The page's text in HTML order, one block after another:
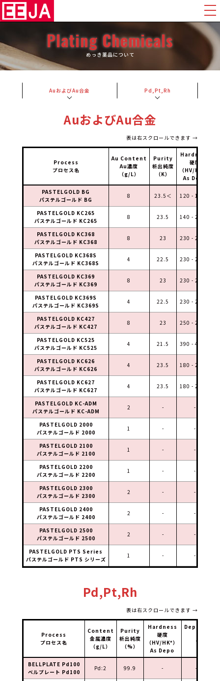
Plating Chemicals
めっき薬品について
AuおよびAu合金 Pd,Pt,Rh
AuおよびAu合金
表は右スクロールできます →
Process
プロセス名
Au Content
Au濃度
（g/L）
Purity
析出純度
（K）
Hardness
硬度
（HV/HK*）
As Depo
PASTELGOLD BG
パステルゴールド BG
8 23.5＜ 120 - 140＊
PASTELGOLD KC265
パステルゴールド KC265
8 23.5 140 - 200＊
PASTELGOLD KC368
パステルゴールド KC368
8 23 230 - 250＊
PASTELGOLD KC368S
パステルゴールド KC368S
4 22.5 230 - 250＊
PASTELGOLD KC369
パステルゴールド KC369
8 23 230 - 250＊
PASTELGOLD KC369S
パステルゴールド KC369S
4 22.5 230 - 250＊
PASTELGOLD KC427
パステルゴールド KC427
8 23 250 - 270＊
PASTELGOLD KC525
パステルゴールド KC525
4 21.5 390 - 430＊
PASTELGOLD KC626
パステルゴールド KC626
4 23.5 180 - 220＊
PASTELGOLD KC627
パステルゴールド KC627
4 23.5 180 - 220＊
PASTELGOLD KC-ADM
パステルゴールド KC-ADM
2 - -
PASTELGOLD 2000
パステルゴールド 2000
1 - -
PASTELGOLD 2100
パステルゴールド 2100
1 - -
PASTELGOLD 2200
パステルゴールド 2200
1 - -
PASTELGOLD 2300
パステルゴールド 2300
2 - -
PASTELGOLD 2400
パステルゴールド 2400
2 - -
PASTELGOLD 2500
パステルゴールド 2500
2 - -
PASTELGOLD PTS Series
パステルゴールド PTS シリーズ
1 - -
Pd,Pt,Rh
表は右スクロールできます →
Process
プロセス名
Content
金属濃度
（g/L）
Purity
析出純度
（%）
Hardness
硬度
（HV/HK*）
As Depo
Deposition
Time/
BELLPLATE Pd100
ベルプレート Pd100
Pd:2 99.9 - -